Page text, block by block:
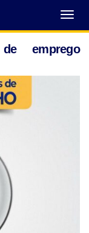
Abrir
Menu
emprego